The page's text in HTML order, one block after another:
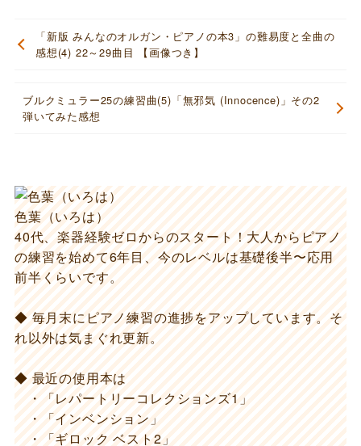
「新版 みんなのオルガン・ピアノの本3」の難易度と全曲の
感想(4) 22～29曲目 【画像つき】
ブルクミュラー25の練習曲(5)「無邪気 (Innocence)」その2
弾いてみた感想
色葉（いろは）
40代、楽器経験ゼロからのスタート！大人からピアノ
の練習を始めて6年目、今のレベルは基礎後半〜応用
前半くらいです。
◆ 毎月末にピアノ練習の進捗をアップしています。そ
れ以外は気まぐれ更新。
◆ 最近の使用本は
・「レパートリーコレクションズ1」
・「インベンション」
・「ギロック ベスト2」